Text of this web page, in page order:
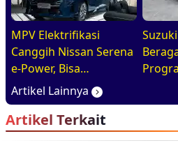
MPV Elektrifikasi
Canggih Nissan Serena
e-Power, Bisa
Diandalkan Untuk
Kebutuhan Harian
Keluarga
DP
Artikel Lainnya
Artikel Terkait